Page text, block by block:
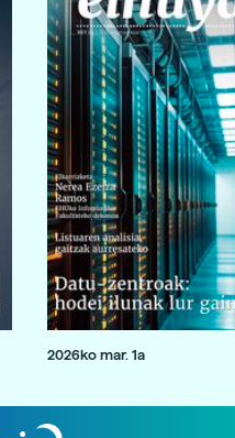
2026ko mar. 1a